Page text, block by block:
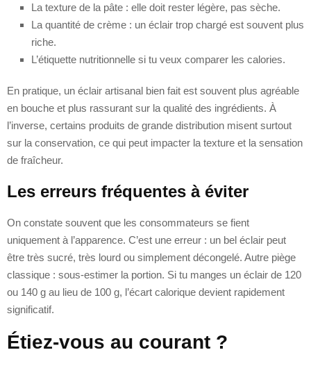
La texture de la pâte : elle doit rester légère, pas sèche.
La quantité de crème : un éclair trop chargé est souvent plus
riche.
L’étiquette nutritionnelle si tu veux comparer les calories.
En pratique, un éclair artisanal bien fait est souvent plus agréable
en bouche et plus rassurant sur la qualité des ingrédients. À
l’inverse, certains produits de grande distribution misent surtout
sur la conservation, ce qui peut impacter la texture et la sensation
de fraîcheur.
Les erreurs fréquentes à éviter
On constate souvent que les consommateurs se fient
uniquement à l’apparence. C’est une erreur : un bel éclair peut
être très sucré, très lourd ou simplement décongelé. Autre piège
classique : sous-estimer la portion. Si tu manges un éclair de 120
ou 140 g au lieu de 100 g, l’écart calorique devient rapidement
significatif.
Étiez-vous au courant ?